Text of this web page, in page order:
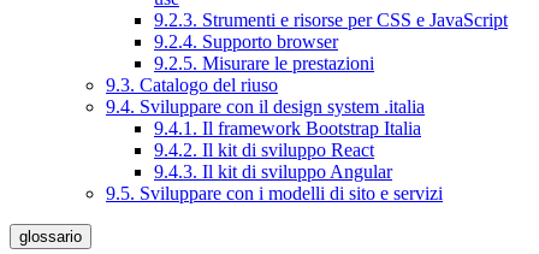
9.2.3. Strumenti e risorse per CSS e JavaScript
9.2.4. Supporto browser
9.2.5. Misurare le prestazioni
9.3. Catalogo del riuso
9.4. Sviluppare con il design system .italia
9.4.1. Il framework Bootstrap Italia
9.4.2. Il kit di sviluppo React
9.4.3. Il kit di sviluppo Angular
9.5. Sviluppare con i modelli di sito e servizi
glossario